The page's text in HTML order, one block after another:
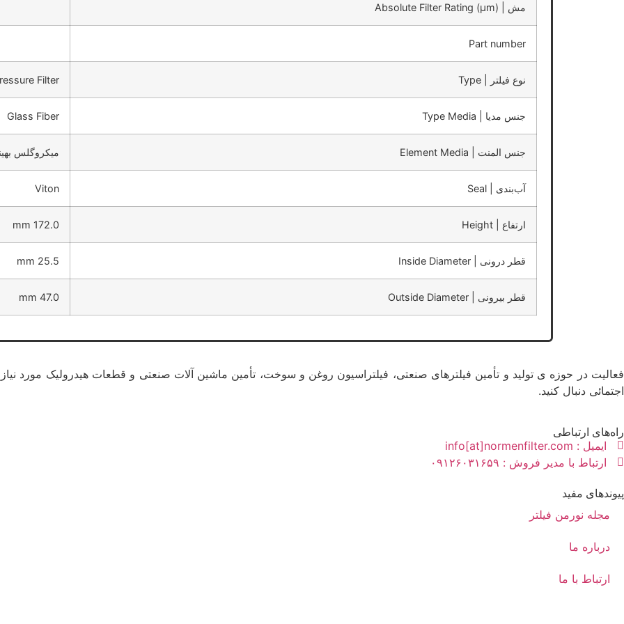
مش | Absolute Filter Rating (μm)
Part number
نوع فیلتر | Type Filter
جنس مدیا | Type Media Glass Fiber
جنس المنت | Element Media میکروگلس
آب‌بندی | Seal Viton
ارتفاع | Height 172.0 mm
قطر درونی | Inside Diameter 25.5 mm
قطر بیرونی | Outside Diameter 47.0 mm
فعالیت در حوزه ی تولید و تأمین فیلترهای صنعتی، فیلتراسیون روغن و سوخت، تأمین ماشین آلات صنعتی و قطعات هیدرولیک مورد نیاز
اجتمائی دنبال کنید.
راه‌های ارتباطی
ایمیل : info[at]normenfilter.com
ارتباط با مدیر فروش : ۰۹۱۲۶۰۳۱۶۵۹
پیوندهای مفید
مجله نورمن فیلتر
درباره ما
ارتباط با ما